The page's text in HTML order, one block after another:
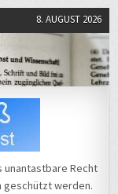
8. AUGUST 2026
unantastbare Recht
geschützt werden.